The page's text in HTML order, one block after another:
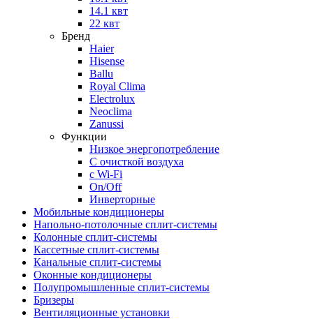
14.1 квт
22 квт
Бренд
Haier
Hisense
Ballu
Royal Clima
Electrolux
Neoclima
Zanussi
Функции
Низкое энергопотребление
С очисткой воздуха
с Wi-Fi
On/Off
Инверторные
Мобильные кондиционеры
Напольно-потолоч​ные ​сплит-системы
Колонные ​​сплит-системы
Кассетные сплит-системы
Канальные сплит-системы
Оконные кондиционеры
Полупромышленные сплит-системы
Бризеры
Вентиляционные установки